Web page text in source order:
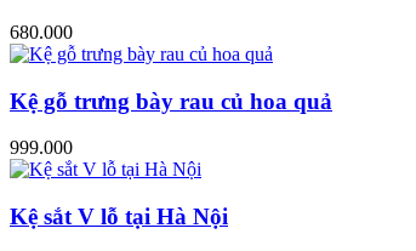
680.000
Kệ gỗ trưng bày rau củ hoa quả
999.000
Kệ sắt V lỗ tại Hà Nội